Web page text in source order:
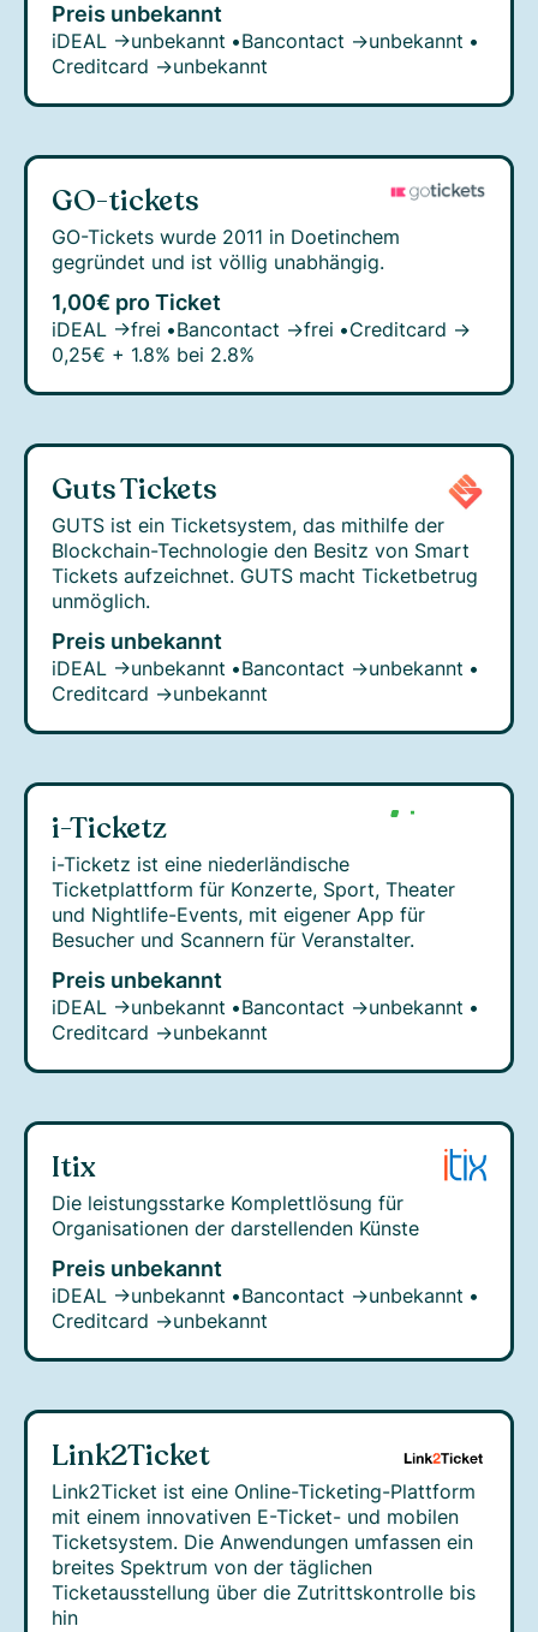
Preis unbekannt
iDEAL →unbekannt •Bancontact →unbekannt •
Creditcard →unbekannt
GO-tickets
GO-Tickets wurde 2011 in Doetinchem
gegründet und ist völlig unabhängig.
1,00€ pro Ticket
iDEAL →frei •Bancontact →frei •Creditcard →
0,25€ + 1.8% bei 2.8%
Guts Tickets
GUTS ist ein Ticketsystem, das mithilfe der
Blockchain-Technologie den Besitz von Smart
Tickets aufzeichnet. GUTS macht Ticketbetrug
unmöglich.
Preis unbekannt
iDEAL →unbekannt •Bancontact →unbekannt •
Creditcard →unbekannt
i-Ticketz
i-Ticketz ist eine niederländische
Ticketplattform für Konzerte, Sport, Theater
und Nightlife-Events, mit eigener App für
Besucher und Scannern für Veranstalter.
Preis unbekannt
iDEAL →unbekannt •Bancontact →unbekannt •
Creditcard →unbekannt
Itix
Die leistungsstarke Komplettlösung für
Organisationen der darstellenden Künste
Preis unbekannt
iDEAL →unbekannt •Bancontact →unbekannt •
Creditcard →unbekannt
Link2Ticket
Link2Ticket ist eine Online-Ticketing-Plattform
mit einem innovativen E-Ticket- und mobilen
Ticketsystem. Die Anwendungen umfassen ein
breites Spektrum von der täglichen
Ticketausstellung über die Zutrittskontrolle bis
hin